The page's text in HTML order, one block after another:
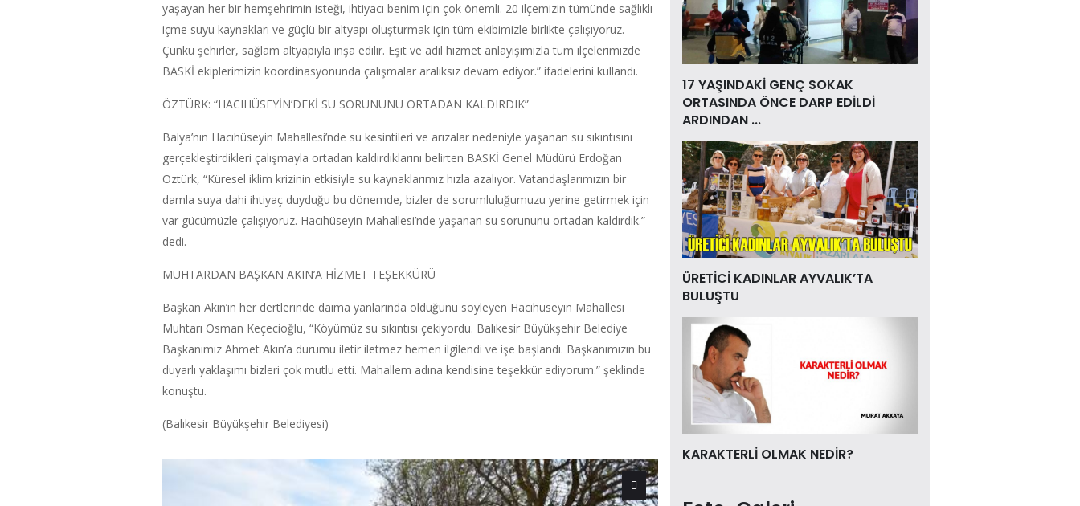
yaşayan her bir hemşehrimin isteği, ihtiyacı benim için çok önemli. 20 ilçemizin tümünde sağlıklı
içme suyu kaynakları ve güçlü bir altyapı oluşturmak için tüm ekibimizle birlikte çalışıyoruz.
Çünkü şehirler, sağlam altyapıyla inşa edilir. Eşit ve adil hizmet anlayışımızla tüm ilçelerimizde
BASKİ ekiplerimizin koordinasyonunda çalışmalar aralıksız devam ediyor.” ifadelerini kullandı.
ÖZTÜRK: “HACIHÜSEYİN’DEKİ SU SORUNUNU ORTADAN KALDIRDIK”
Balya’nın Hacıhüseyin Mahallesi’nde su kesintileri ve arızalar nedeniyle yaşanan su sıkıntısını
gerçekleştirdikleri çalışmayla ortadan kaldırdıklarını belirten BASKİ Genel Müdürü Erdoğan
Öztürk, “Küresel iklim krizinin etkisiyle su kaynaklarımız hızla azalıyor. Vatandaşlarımızın bir
damla suya dahi ihtiyaç duyduğu bu dönemde, bizler de sorumluluğumuzu yerine getirmek için
var gücümüzle çalışıyoruz. Hacıhüseyin Mahallesi’nde yaşanan su sorununu ortadan kaldırdık.”
dedi.
MUHTARDAN BAŞKAN AKIN’A HİZMET TEŞEKKÜRÜ
Başkan Akın’ın her dertlerinde daima yanlarında olduğunu söyleyen Hacıhüseyin Mahallesi
Muhtarı Osman Keçecioğlu, “Köyümüz su sıkıntısı çekiyordu. Balıkesir Büyükşehir Belediye
Başkanımız Ahmet Akın’a durumu iletir iletmez hemen ilgilendi ve işe başlandı. Başkanımızın bu
duyarlı yaklaşımı bizleri çok mutlu etti. Mahallem adına kendisine teşekkür ediyorum.” şeklinde
konuştu.
(Balıkesir Büyükşehir Belediyesi)
17 YAŞINDAKİ GENÇ SOKAK
ORTASINDA ÖNCE DARP EDİLDİ
ARDINDAN ...
ÜRETİCİ KADINLAR AYVALIK’TA
BULUŞTU
KARAKTERLİ OLMAK NEDİR?